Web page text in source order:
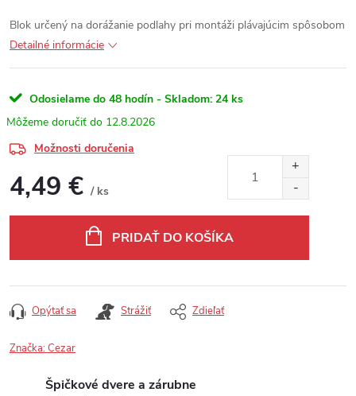
Blok určený na dorážanie podlahy pri montáži plávajúcim spôsobom
Detailné informácie
Odosielame do 48 hodín - Skladom: 24 ks
12.8.2026
Možnosti doručenia
4,49 € / ks
PRIDAŤ DO KOŠÍKA
Opýtať sa Strážiť Zdieľať
Značka:Cezar
Špičkové dvere a zárubne